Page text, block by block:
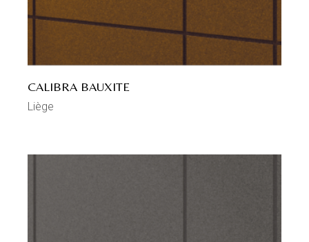
CALIBRA BAUXITE
Liège